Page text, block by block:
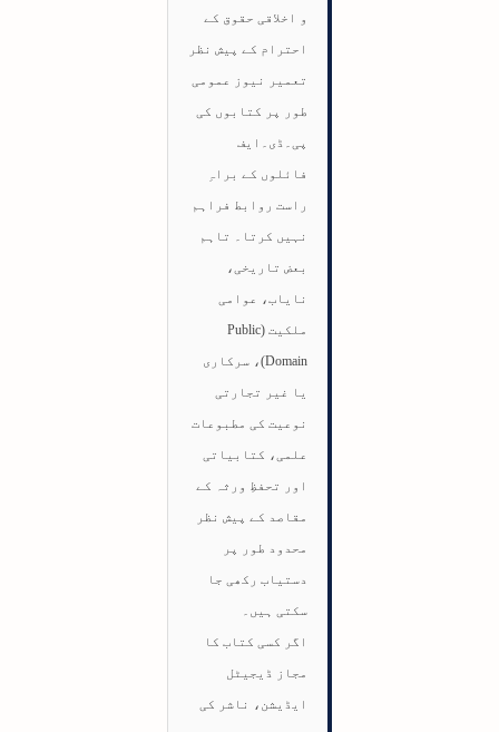
و اخلاقی حقوق کے
احترام کے پیش نظر
تعمیر نیوز عمومی
طور پر کتابوں کی
پی۔ڈی۔ایف
فائلوں کے براہِ
راست روابط فراہم
نہیں کرتا۔ تاہم
بعض تاریخی،
نایاب، عوامی
ملکیت (Public
Domain)، سرکاری
یا غیر تجارتی
نوعیت کی مطبوعات
علمی، کتابیاتی
اور تحفظِ ورثہ کے
مقاصد کے پیش نظر
محدود طور پر
دستیاب رکھی جا
سکتی ہیں۔
اگر کسی کتاب کا
مجاز ڈیجیٹل
ایڈیشن، ناشر کی